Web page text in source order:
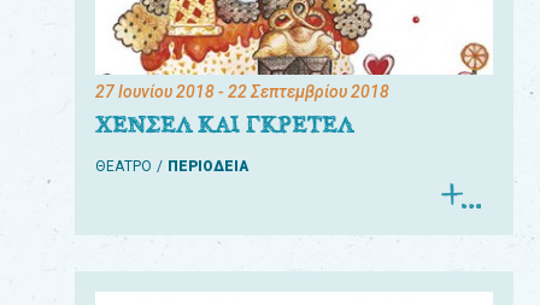
27 Ιουνίου 2018- 22 Σεπτεμβρίου 2018
ΧΕΝΣΕΛ ΚΑΙ ΓΚΡΕΤΕΛ
ΘΕΑΤΡΟ ΠΕΡΙΟΔΕΙΑ